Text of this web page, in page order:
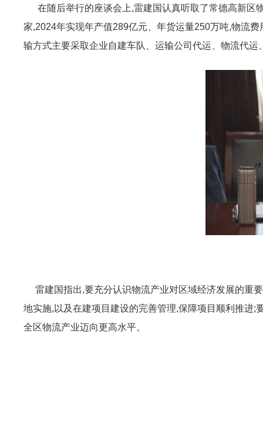
在随后举行的座谈会上,雷建国认真听取了常德高新区
家,2024年实现年产值289亿元、年货运量250万吨,物流
输方式主要采取企业自建车队、运输公司代运、物流代
雷建国指出,要充分认识物流产业对区域经济发展的重
地实施,以及在建项目建设的完善管理,保障项目顺利推进
全区物流产业迈向更高水平。